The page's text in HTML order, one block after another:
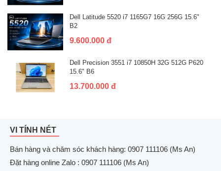
Dell Latitude 5520 i7 1165G7 16G 256G 15.6"
B2
9.600.000 đ
Dell Precision 3551 i7 10850H 32G 512G P620
15.6" B6
13.700.000 đ
VI TÍNH NÉT
Bán hàng và chăm sóc khách hàng: 0907 111106 (Ms An)
Đặt hàng online Zalo : 0907 111106 (Ms An)